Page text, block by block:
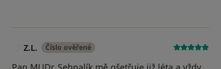
Z.L. Číslo ověřené